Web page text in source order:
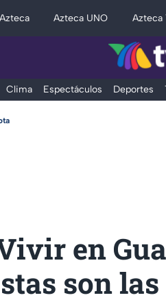
Azteca UNO Azteca
Clima Espectáculos Deportes
en
son